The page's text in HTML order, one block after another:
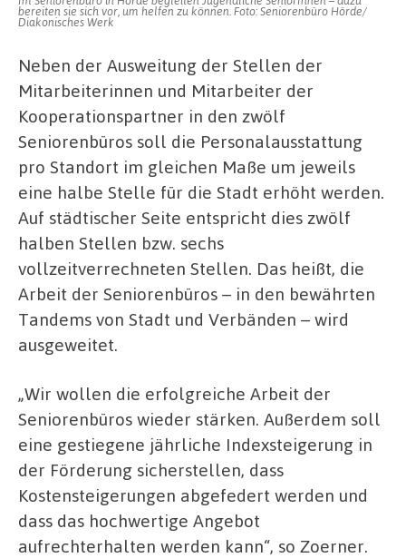
bereiten sie sich vor, um helfen zu können. Foto: Seniorenbüro Hörde/
Diakonisches Werk
Neben der Ausweitung der Stellen der
Mitarbeiterinnen und Mitarbeiter der
Kooperationspartner in den zwölf
Seniorenbüros soll die Personalausstattung
pro Standort im gleichen Maße um jeweils
eine halbe Stelle für die Stadt erhöht werden.
Auf städtischer Seite entspricht dies zwölf
halben Stellen bzw. sechs
vollzeitverrechneten Stellen. Das heißt, die
Arbeit der Seniorenbüros – in den bewährten
Tandems von Stadt und Verbänden – wird
ausgeweitet.
„Wir wollen die erfolgreiche Arbeit der
Seniorenbüros wieder stärken. Außerdem soll
eine gestiegene jährliche Indexsteigerung in
der Förderung sicherstellen, dass
Kostensteigerungen abgefedert werden und
dass das hochwertige Angebot
aufrechterhalten werden kann“, so Zoerner.